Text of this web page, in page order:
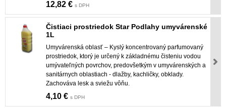
12,82 € s DPH
Čistiaci prostriedok Star Podlahy umyvárenské
1L
Umyvárenská oblasť – Kyslý koncentrovaný parfumovaný
prostriedok, ktorý je určený k základnému čisteniu vodou
umývateľných povrchov, predovšetkým v umyvárenských a
sanitárnych oblastiach - dlažby, kachličky, obklady.
Zachováva lesk a sviežu vôňu.
4,10 € s DPH